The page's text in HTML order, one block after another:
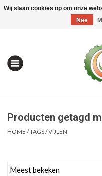
0 Artikelen - €0,00
Producten getagd
HOME /TAGS/VIJLEN
Wij slaan cookies op om onze
Nee